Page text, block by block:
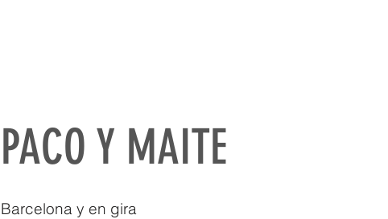
PACO Y MAITE
Barcelona y en gira